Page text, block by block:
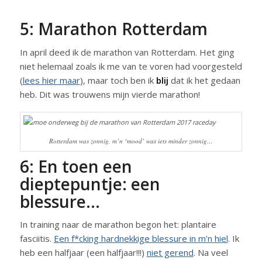
5: Marathon Rotterdam
In april deed ik de marathon van Rotterdam. Het ging
niet helemaal zoals ik me van te voren had voorgesteld
(lees hier maar), maar toch ben ik blij dat ik het gedaan
heb. Dit was trouwens mijn vierde marathon!
Rotterdam was zonnig, m’n ‘mood’ was iets minder zonnig…
6: En toen een
dieptepuntje: een
blessure…
In training naar de marathon begon het: plantaire
fasciitis. Een f*cking hardnekkige blessure in m’n hiel. Ik
heb een halfjaar (een halfjaar!!!) niet gerend. Na veel